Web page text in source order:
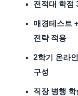
전적대 학점
매경테스트
전략 적용
2학기 온라
구성
직장 병행